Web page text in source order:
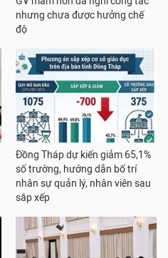
nhưng chưa được hưởng chế
độ
Đồng Tháp dự kiến giảm 65,1%
số trường, hướng dẫn bố trí
nhân sự quản lý, nhân viên sau
sắp xếp